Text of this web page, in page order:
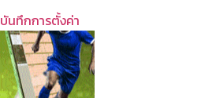
บันทึกการตั้งค่า